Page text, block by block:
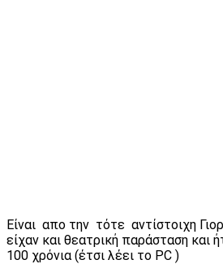
Είναι απο την τότε αντίστοιχη
είχαν και θεατρική παράσταση και
100 χρόνια (έτσι λέει το PC )